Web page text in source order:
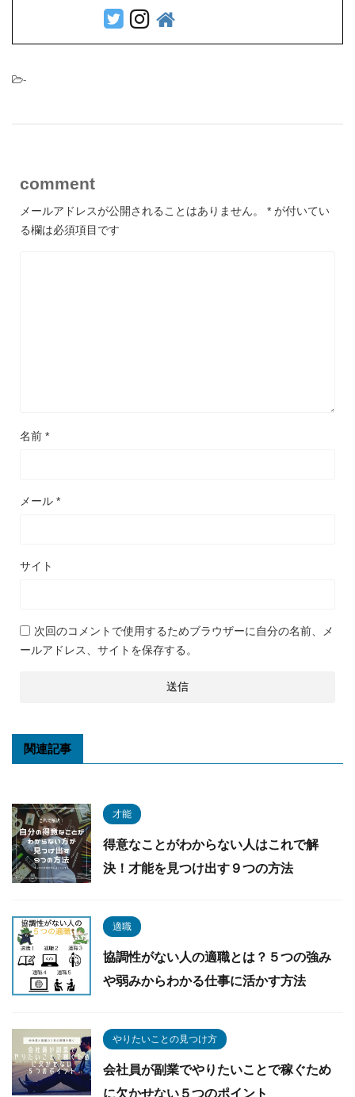
-
comment
メールアドレスが公開されることはありません。 * が付いてい
る欄は必須項目です
名前 *
メール *
サイト
次回のコメントで使用するためブラウザーに自分の名前、メ
ールアドレス、サイトを保存する。
関連記事
才能
得意なことがわからない人はこれで解
決！才能を見つけ出す９つの方法
適職
協調性がない人の適職とは？５つの強み
や弱みからわかる仕事に活かす方法
やりたいことの見つけ方
会社員が副業でやりたいことで稼ぐため
に欠かせない５つのポイント